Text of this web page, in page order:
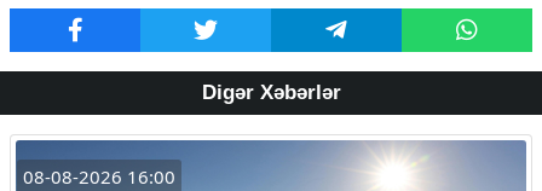
Digər Xəbərlər
08-08-2026 16:00